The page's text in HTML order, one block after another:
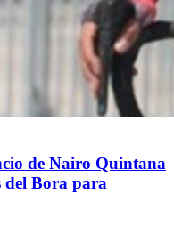
de Nairo Quintana
del Bora para